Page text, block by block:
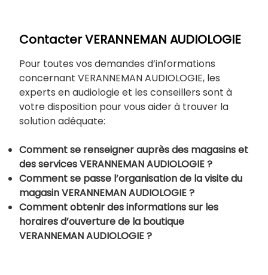
Contacter VERANNEMAN AUDIOLOGIE
Pour toutes vos demandes d’informations
concernant VERANNEMAN AUDIOLOGIE, les
experts en audiologie et les conseillers sont à
votre disposition pour vous aider à trouver la
solution adéquate:
Comment se renseigner auprès des magasins et
des services VERANNEMAN AUDIOLOGIE ?
Comment se passe l’organisation de la visite du
magasin VERANNEMAN AUDIOLOGIE ?
Comment obtenir des informations sur les
horaires d’ouverture de la boutique
VERANNEMAN AUDIOLOGIE ?